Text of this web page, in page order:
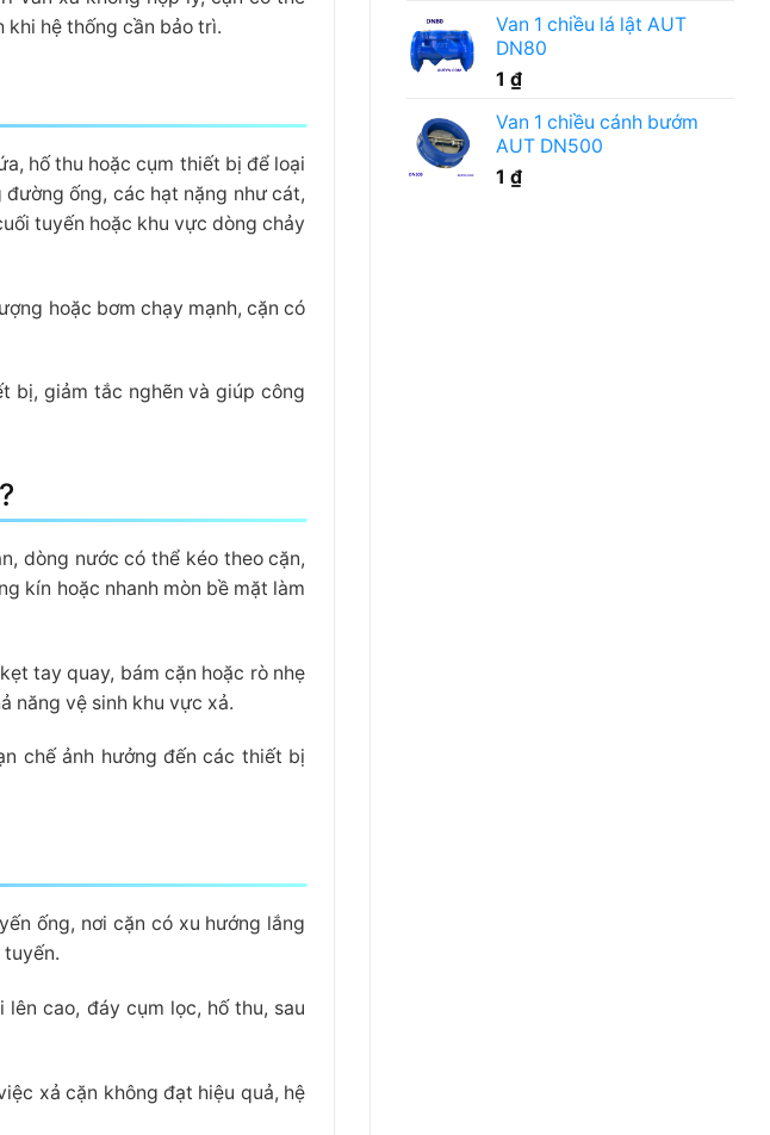
khi hệ thống cần bảo trì.
hố thu hoặc cụm thiết bị để loại
ống, các hạt nặng như cát,
tuyến hoặc khu vực dòng chảy
hoặc bơm chạy mạnh, cặn có
bị, giảm tắc nghẽn và giúp công
dòng nước có thể kéo theo cặn,
kín hoặc nhanh mòn bề mặt làm
tay quay, bám cặn hoặc rò nhẹ
năng vệ sinh khu vực xả.
chế ảnh hưởng đến các thiết bị
ống, nơi cặn có xu hướng lắng
cao, đáy cụm lọc, hố thu, sau
xả cặn không đạt hiệu quả, hệ
Van 1 chiều lá lật AUT
DN80
1 ₫
Van 1 chiều cánh bướm
AUT DN500
1 ₫